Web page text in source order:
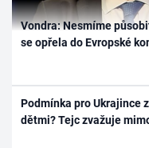
Vondra: Nesmíme
se opřela do Evropské
Podmínka pro Ukrajince
dětmi? Tejc zvažuje